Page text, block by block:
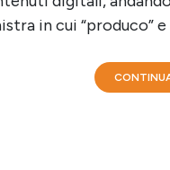
in cui “produco” e